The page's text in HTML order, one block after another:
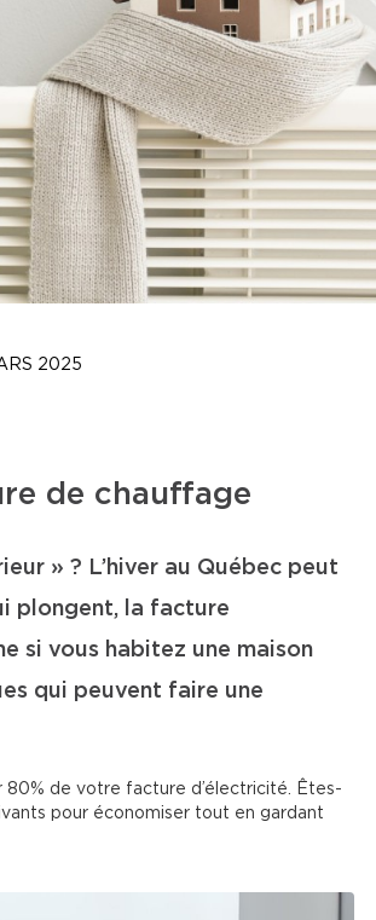
2025
de chauffage
» ? L’hiver au Québec peut
plongent, la facture
si vous habitez une maison
qui peuvent faire une
80% de votre facture d’électricité. Êtes-
pour économiser tout en gardant